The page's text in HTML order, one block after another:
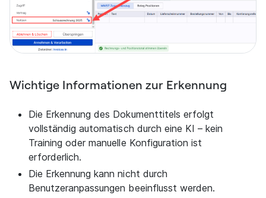
Wichtige Informationen zur Erkennung
Die Erkennung des Dokumenttitels erfolgt
vollständig automatisch durch eine KI – kein
Training oder manuelle Konfiguration ist
erforderlich.
Die Erkennung kann nicht durch
Benutzeranpassungen beeinflusst werden.